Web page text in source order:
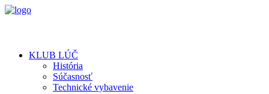
KLUB LÚČ
História
Súčasnosť
Technické vybavenie